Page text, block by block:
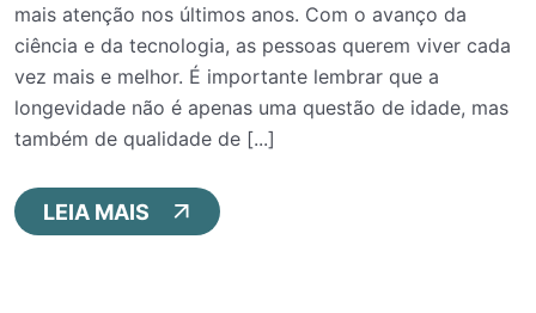
mais atenção nos últimos anos. Com o avanço da
ciência e da tecnologia, as pessoas querem viver cada
vez mais e melhor. É importante lembrar que a
longevidade não é apenas uma questão de idade, mas
também de qualidade de [...]
LEIA MAIS